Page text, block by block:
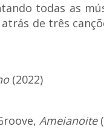
todas as
de três
(2022)
Ameianoite